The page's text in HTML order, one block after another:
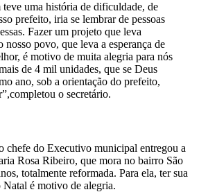
teve uma história de dificuldade, de
prefeito, iria se lembrar de pessoas
Fazer um projeto que leva
nosso povo, que leva a esperança de
é motivo de muita alegria para nós
de 4 mil unidades, que se Deus
ano, sob a orientação do prefeito,
o secretário.
chefe do Executivo municipal entregou a
Rosa Ribeiro, que mora no bairro São
totalmente reformada. Para ela, ter sua
Natal é motivo de alegria.